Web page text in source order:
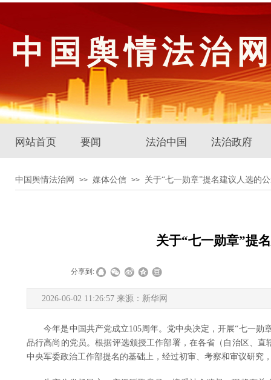
中国舆情法治
网站首页 要闻 法治中国 法治政府
中国舆情法治网 >> 媒体公信 >> 关于“七一勋章”提名建议人选的
关于“七一勋章”提
分享到:
2026-06-02 11:26:57 来源：新华网
今年是中国共产党成立105周年。党中央决定，开展“七一勋
品行高尚的党员。根据评选颁授工作部署，在各省（自治区、
中央军委政治工作部提名的基础上，经过初审、考察和审议研究